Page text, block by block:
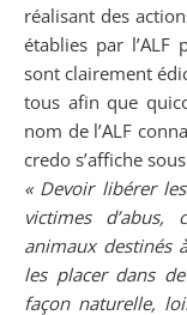
réalisant des
établies par l’ALF
sont clairement
tous afin que
nom de l’ALF
credo s’affiche
« Devoir libérer
victimes d’abus,
animaux destinés
les placer dans
façon naturelle,